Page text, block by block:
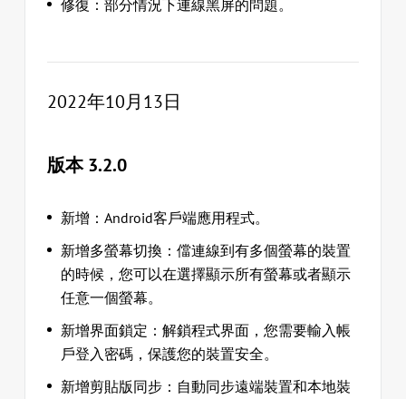
修復：部分情況下連線黑屏的問題。
2022年10月13日
版本 3.2.0
新增：Android客戶端應用程式。
新增多螢幕切換：儅連線到有多個螢幕的裝置
的時候，您可以在選擇顯示所有螢幕或者顯示
任意一個螢幕。
新增界面鎖定：解鎖程式界面，您需要輸入帳
戶登入密碼，保護您的裝置安全。
新增剪貼版同步：自動同步遠端裝置和本地裝